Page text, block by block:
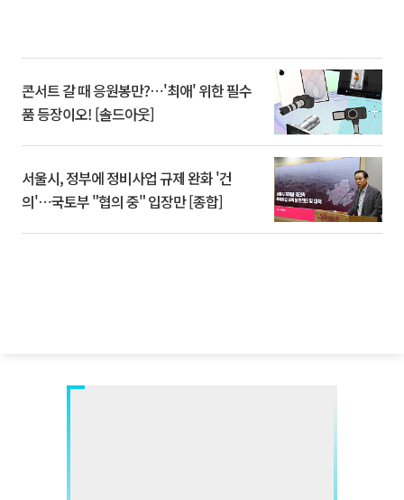
콘서트 갈 때 응원봉만?⋯'최애' 위한 필수
품 등장이오! [솔드아웃]
서울시, 정부에 정비사업 규제 완화 '건
의'⋯국토부 "협의 중" 입장만 [종합]